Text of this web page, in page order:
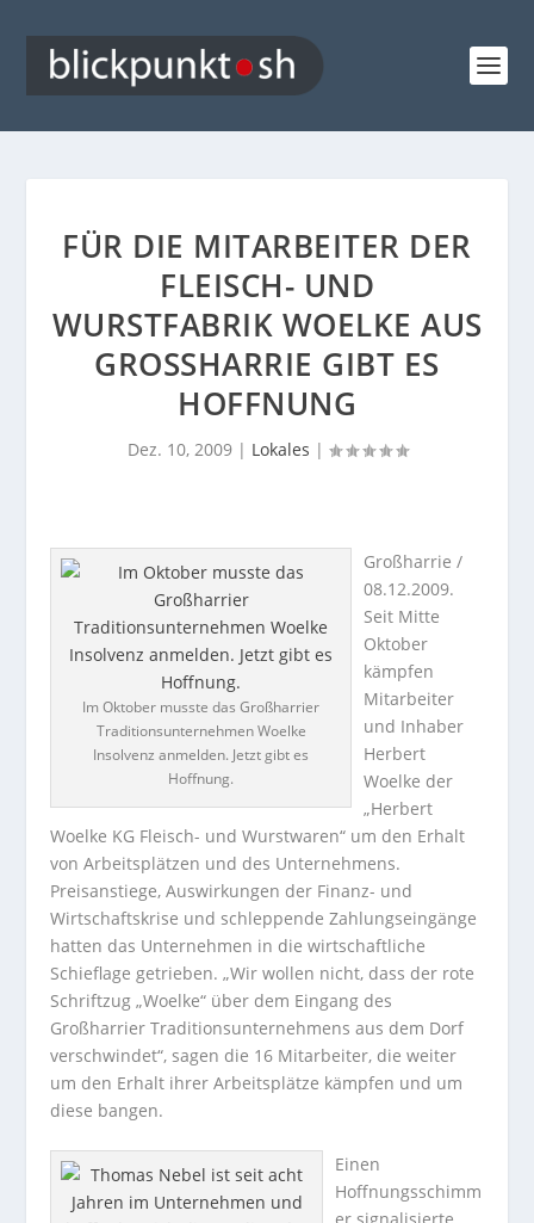
FÜR DIE MITARBEITER DER
FLEISCH- UND
WURSTFABRIK WOELKE AUS
GROSSHARRIE GIBT ES H
OFFNUNG
Dez. 10, 2009| Lokales |
Im Oktober musste das Großharrier
Traditionsunternehmen Woelke
Insolvenz anmelden. Jetzt gibt es
Hoffnung.
Großharrie /
08.12.2009.
Seit Mitte
Oktober
kämpfen
Mitarbeiter
und Inhaber
Herbert
Woelke der
„Herbert
Woelke KG Fleisch- und Wurstwaren“ um den Erhalt
von Arbeitsplätzen und des Unternehmens.
Preisanstiege, Auswirkungen der Finanz- und
Wirtschaftskrise und schleppende Zahlungseingänge
hatten das Unternehmen in die wirtschaftliche
Schieflage getrieben. „Wir wollen nicht, dass der rote
Schriftzug „Woelke“ über dem Eingang des
Großharrier Traditionsunternehmens aus dem Dorf
verschwindet“, sagen die 16 Mitarbeiter, die weiter
um den Erhalt ihrer Arbeitsplätze kämpfen und um
diese bangen.
Einen
Hoffnungsschimm